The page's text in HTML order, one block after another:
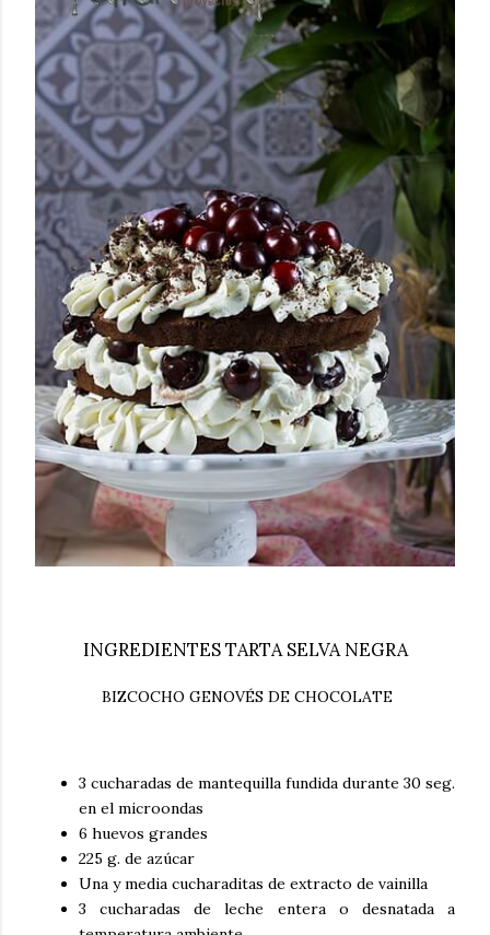
INGREDIENTES TARTA SELVA NEGRA
BIZCOCHO GENOVÉS DE CHOCOLATE
3 cucharadas de mantequilla fundida durante 30 seg.
en el microondas
6 huevos grandes
225 g. de azúcar
Una y media cucharaditas de extracto de vainilla
3 cucharadas de leche entera o desnatada a